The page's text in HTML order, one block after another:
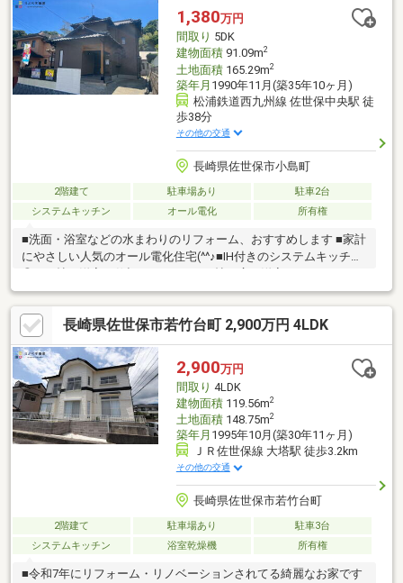
様 約450ｍ (徒歩約6分)・大野小学校 約1900ｍ (徒歩約24
1,380万円
間取り 5DK
建物面積91.09m2
土地面積165.29m2
築年月 1990年11月(築35年10ヶ月)
松浦鉄道西九州線 佐世保中央駅 徒
歩38分
その他の交通
長崎県佐世保市小島町
2階建て 駐車場あり
駐車2台
システムキッチン
オール電化 所有権
■洗面・浴室などの水まわりのリフォーム、おすすめします ■家計
にやさしい人気のオール電化住宅(^^♪■IH付きのシステムキッチン
■モニター付きインターホン付き◎■トイレ2か所あり◎来客時や
大家族でも安心です♪■駐車2台可◎■ファミリーマート小島町店ま
で車で約2分◎■小島簡易郵便局まで徒歩約7分◎車で約1分◎
長崎県佐世保市若竹台町 2,900万円 4LDK
2,900万円
間取り 4LDK
建物面積119.56m2
土地面積148.75m2
築年月 1995年10月(築30年11ヶ月)
ＪＲ佐世保線 大塔駅 徒歩3.2km
その他の交通
長崎県佐世保市若竹台町
2階建て 駐車場あり
駐車3台
システムキッチン
浴室乾燥機 所有権
■令和7年にリフォーム・リノベーションされてる綺麗なお家です